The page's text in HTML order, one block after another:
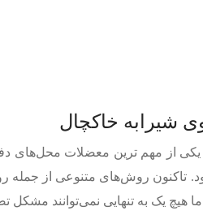
از مهم ترین معضلات محل‌‌‌‌‌‌‌‌‌های
روش‌‌‌‌‌‌‌‌‌های متنوعی از جمله
یک به تنهایی نمی‌توانند مشکل